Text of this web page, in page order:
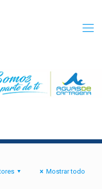
Mostrar todo